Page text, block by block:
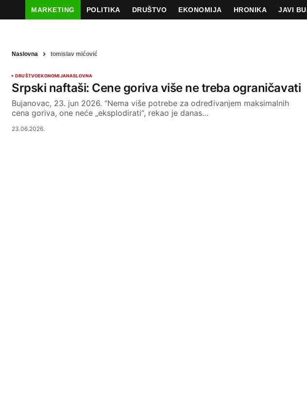
MARKETING POLITIKA DRUŠTVO EKONOMIJA HRONIKA JAVI
Naslovna tomislav mićović
DRUŠTVOEKONOMIJANASLOVNA
Srpski naftaši: Cene goriva više ne treba ograničavati
Bujanovac, 23. jun 2026. “Nema više potrebe za određivanjem maksimalnih
cena goriva, one neće „eksplodirati“, rekao je danas…
23.06.2026.